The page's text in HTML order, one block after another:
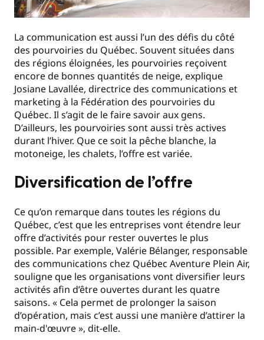
La communication est aussi l’un des défis du côté
des pourvoiries du Québec. Souvent situées dans
des régions éloignées, les pourvoiries reçoivent
encore de bonnes quantités de neige, explique
Josiane Lavallée, directrice des communications et
marketing à la Fédération des pourvoiries du
Québec. Il s’agit de le faire savoir aux gens.
D’ailleurs, les pourvoiries sont aussi très actives
durant l’hiver. Que ce soit la pêche blanche, la
motoneige, les chalets, l’offre est variée.
Diversification de l’offre
Ce qu’on remarque dans toutes les régions du
Québec, c’est que les entreprises vont étendre leur
offre d’activités pour rester ouvertes le plus
possible. Par exemple, Valérie Bélanger, responsable
des communications chez Québec Aventure Plein Air,
souligne que les organisations vont diversifier leurs
activités afin d’être ouvertes durant les quatre
saisons. « Cela permet de prolonger la saison
d’opération, mais c’est aussi une manière d’attirer la
main-d'œuvre », dit-elle.